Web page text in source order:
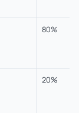
80%
20%